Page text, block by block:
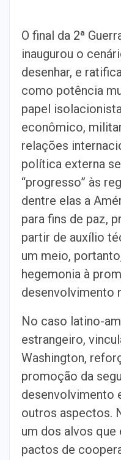
O final da 2ª
inaugurou o
desenhar, e
como potência
papel
econômico,
relações
política externa
“progresso” às
dentre elas a
para fins de paz,
partir de auxílio
um meio,
hegemonia à
desenvolvimento
No caso latino-
estrangeiro,
Washington,
promoção da
desenvolvimento
outros aspectos.
um dos alvos
pactos de